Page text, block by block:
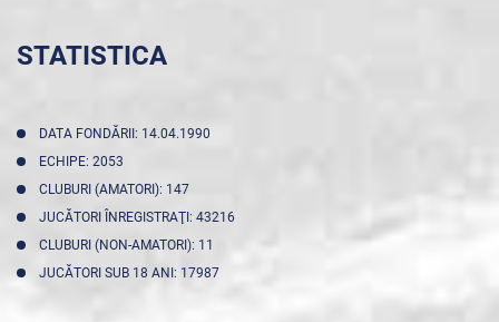
STATISTICA
DATA FONDĂRII: 14.04.1990
ECHIPE: 2053
CLUBURI (AMATORI): 147
JUCĂTORI ÎNREGISTRAŢI: 43216
CLUBURI (NON-AMATORI): 11
JUCĂTORI SUB 18 ANI: 17987